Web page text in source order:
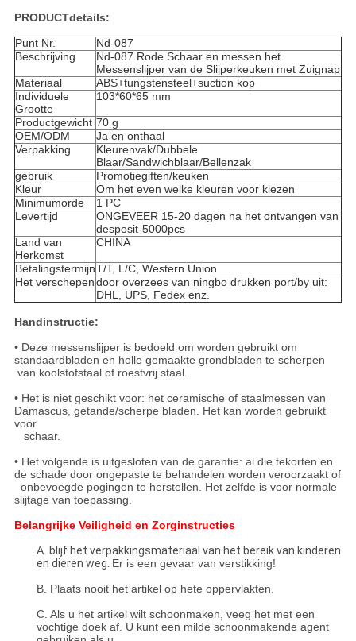
PRODUCTdetails:
Punt Nr.
Nd-087
Beschrijving
Nd-087 Rode Schaar en messen het
Messenslijper van de Slijperkeuken met Zuignap
Materiaal
ABS+tungstensteel+suction kop
Individuele
Grootte
103*60*65 mm
Productgewicht 70 g
OEM/ODM
Ja en onthaal
Verpakking
Kleurenvak/Dubbele
Blaar/Sandwichblaar/Bellenzak
gebruik
Promotiegiften/keuken
Kleur
Om het even welke kleuren voor kiezen
Minimumorde
1 PC
Levertijd
ONGEVEER 15-20 dagen na het ontvangen van
desposit-5000pcs
Land van
Herkomst
CHINA
BetalingstermijnT/T, L/C, Western Union
Het verschependoor overzees van ningbo drukken port/by uit:
DHL, UPS, Fedex enz.
Handinstructie:
• Deze messenslijper is bedoeld om worden gebruikt om
standaardbladen en holle gemaakte grondbladen te scherpen
van koolstofstaal of roestvrij staal.
• Het is niet geschikt voor: het ceramische of staalmessen van
Damascus, getande/scherpe bladen. Het kan worden gebruikt
voor
schaar.
• Het volgende is uitgesloten van de garantie: al die tekorten en
de schade door ongepaste te behandelen worden veroorzaakt of
onbevoegde pogingen te herstellen. Het zelfde is voor normale
slijtage van toepassing.
Belangrijke Veiligheid en Zorginstructies
A. blijf het verpakkingsmateriaal van het bereik van kinderen
en dieren weg. Er is een gevaar van verstikking!
B. Plaats nooit het artikel op hete oppervlakten.
C. Als u het artikel wilt schoonmaken, veeg het met een
vochtige doek af. U kunt een milde schoonmakende agent